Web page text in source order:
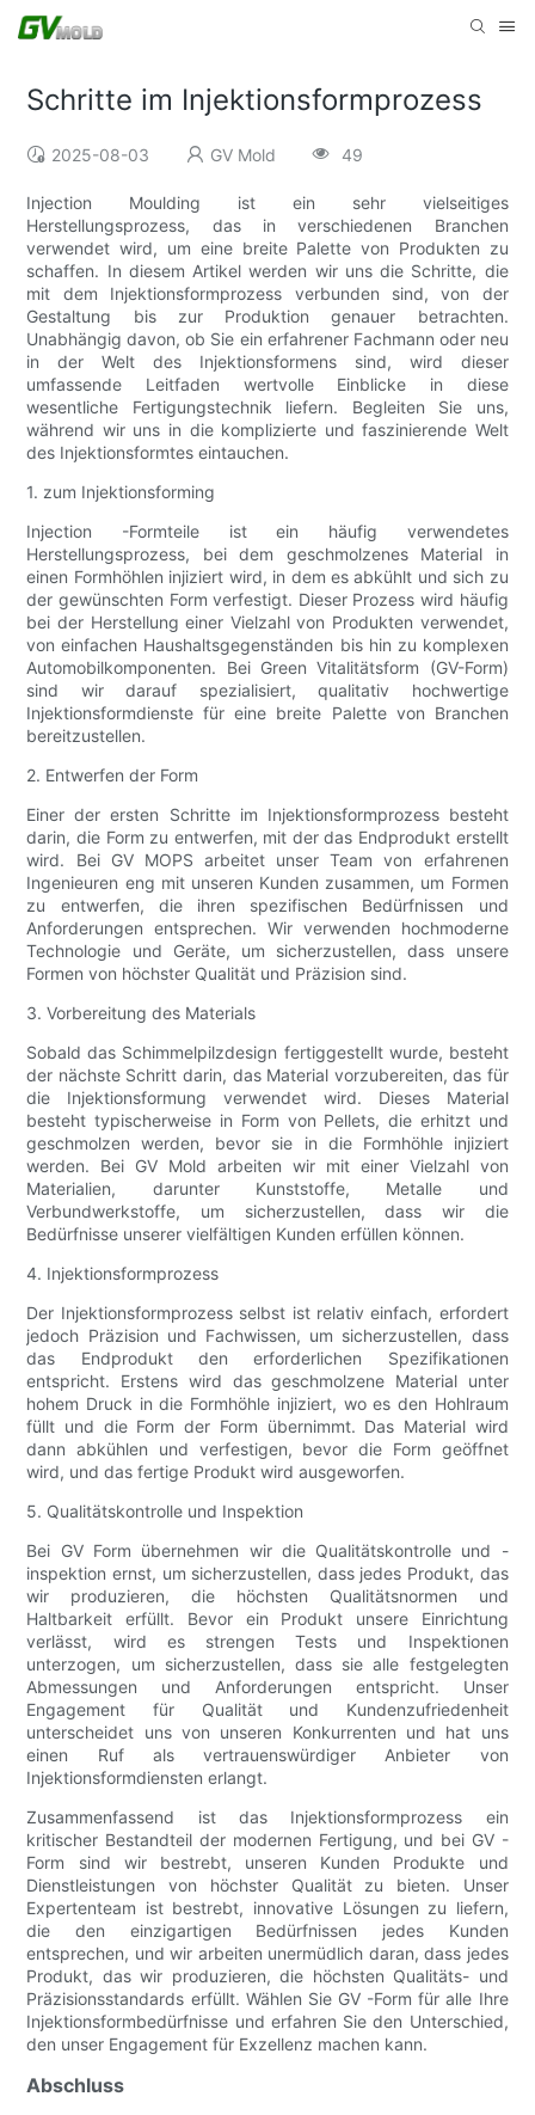
Schritte im Injektionsformprozess
2025-08-03 GV Mold 49
Injection Moulding ist ein sehr vielseitiges
Herstellungsprozess, das in verschiedenen Branchen
verwendet wird, um eine breite Palette von Produkten zu
schaffen. In diesem Artikel werden wir uns die Schritte, die
mit dem Injektionsformprozess verbunden sind, von der
Gestaltung bis zur Produktion genauer betrachten.
Unabhängig davon, ob Sie ein erfahrener Fachmann oder neu
in der Welt des Injektionsformens sind, wird dieser
umfassende Leitfaden wertvolle Einblicke in diese
wesentliche Fertigungstechnik liefern. Begleiten Sie uns,
während wir uns in die komplizierte und faszinierende Welt
des Injektionsformtes eintauchen.
1. zum Injektionsforming
Injection -Formteile ist ein häufig verwendetes
Herstellungsprozess, bei dem geschmolzenes Material in
einen Formhöhlen injiziert wird, in dem es abkühlt und sich zu
der gewünschten Form verfestigt. Dieser Prozess wird häufig
bei der Herstellung einer Vielzahl von Produkten verwendet,
von einfachen Haushaltsgegenständen bis hin zu komplexen
Automobilkomponenten. Bei Green Vitalitätsform (GV-Form)
sind wir darauf spezialisiert, qualitativ hochwertige
Injektionsformdienste für eine breite Palette von Branchen
bereitzustellen.
2. Entwerfen der Form
Einer der ersten Schritte im Injektionsformprozess besteht
darin, die Form zu entwerfen, mit der das Endprodukt erstellt
wird. Bei GV MOPS arbeitet unser Team von erfahrenen
Ingenieuren eng mit unseren Kunden zusammen, um Formen
zu entwerfen, die ihren spezifischen Bedürfnissen und
Anforderungen entsprechen. Wir verwenden hochmoderne
Technologie und Geräte, um sicherzustellen, dass unsere
Formen von höchster Qualität und Präzision sind.
3. Vorbereitung des Materials
Sobald das Schimmelpilzdesign fertiggestellt wurde, besteht
der nächste Schritt darin, das Material vorzubereiten, das für
die Injektionsformung verwendet wird. Dieses Material
besteht typischerweise in Form von Pellets, die erhitzt und
geschmolzen werden, bevor sie in die Formhöhle injiziert
werden. Bei GV Mold arbeiten wir mit einer Vielzahl von
Materialien, darunter Kunststoffe, Metalle und
Verbundwerkstoffe, um sicherzustellen, dass wir die
Bedürfnisse unserer vielfältigen Kunden erfüllen können.
4. Injektionsformprozess
Der Injektionsformprozess selbst ist relativ einfach, erfordert
jedoch Präzision und Fachwissen, um sicherzustellen, dass
das Endprodukt den erforderlichen Spezifikationen
entspricht. Erstens wird das geschmolzene Material unter
hohem Druck in die Formhöhle injiziert, wo es den Hohlraum
füllt und die Form der Form übernimmt. Das Material wird
dann abkühlen und verfestigen, bevor die Form geöffnet
wird, und das fertige Produkt wird ausgeworfen.
5. Qualitätskontrolle und Inspektion
Bei GV Form übernehmen wir die Qualitätskontrolle und -
inspektion ernst, um sicherzustellen, dass jedes Produkt, das
wir produzieren, die höchsten Qualitätsnormen und
Haltbarkeit erfüllt. Bevor ein Produkt unsere Einrichtung
verlässt, wird es strengen Tests und Inspektionen
unterzogen, um sicherzustellen, dass sie alle festgelegten
Abmessungen und Anforderungen entspricht. Unser
Engagement für Qualität und Kundenzufriedenheit
unterscheidet uns von unseren Konkurrenten und hat uns
einen Ruf als vertrauenswürdiger Anbieter von
Injektionsformdiensten erlangt.
Zusammenfassend ist das Injektionsformprozess ein
kritischer Bestandteil der modernen Fertigung, und bei GV -
Form sind wir bestrebt, unseren Kunden Produkte und
Dienstleistungen von höchster Qualität zu bieten. Unser
Expertenteam ist bestrebt, innovative Lösungen zu liefern,
die den einzigartigen Bedürfnissen jedes Kunden
entsprechen, und wir arbeiten unermüdlich daran, dass jedes
Produkt, das wir produzieren, die höchsten Qualitäts- und
Präzisionsstandards erfüllt. Wählen Sie GV -Form für alle Ihre
Injektionsformbedürfnisse und erfahren Sie den Unterschied,
den unser Engagement für Exzellenz machen kann.
Abschluss